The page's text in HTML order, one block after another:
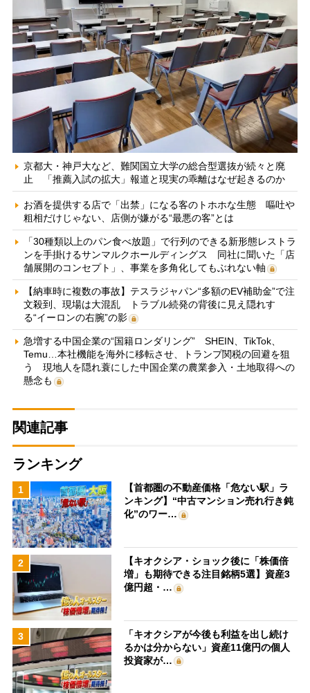
京都大・神戸大など、難関国立大学の総合型選抜が続々と廃
止 「推薦入試の拡大」報道と現実の乖離はなぜ起きるのか
お酒を提供する店で「出禁」になる客のトホホな生態 嘔吐や
粗相だけじゃない、店側が嫌がる“最悪の客”とは
「30種類以上のパン食べ放題」で行列のできる新形態レストラ
ンを手掛けるサンマルクホールディングス 同社に聞いた「店
舗展開のコンセプト」、事業を多角化してもぶれない軸
【納車時に複数の事故】テスラジャパン“多額のEV補助金”で注
文殺到、現場は大混乱 トラブル続発の背後に見え隠れす
る“イーロンの右腕”の影
急増する中国企業の“国籍ロンダリング” SHEIN、TikTok、
Temu…本社機能を海外に移転させ、トランプ関税の回避を狙
う 現地人を隠れ蓑にした中国企業の農業参入・土地取得への
懸念も
関連記事
ランキング
1
【首都圏の不動産価格「危ない駅」ラ
ンキング】“中古マンション売れ行き鈍
化”のワー…
2
【キオクシア・ショック後に「株価倍
増」も期待できる注目銘柄5選】資産3
億円超・…
3
「キオクシアが今後も利益を出し続け
るかは分からない」資産11億円の個人
投資家が…